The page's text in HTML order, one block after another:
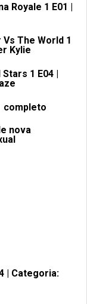
Royale 1 E01 |
Vs The World 1
Kylie
1 E04 |
completo
nova
| Categoria: